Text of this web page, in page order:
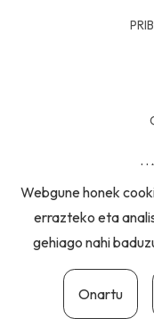
Webgune honek
errazteko eta
gehiago nahi
Onartu